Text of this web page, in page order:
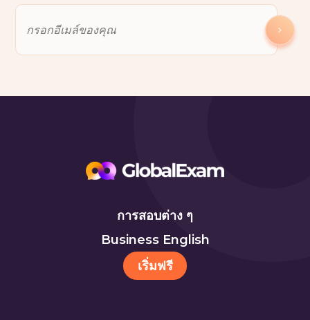
การสอบต่าง ๆ
Business English
เริ่มฟรี